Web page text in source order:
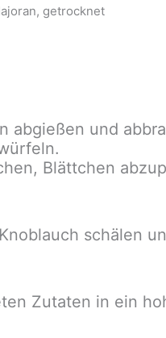
getrocknet
abgießen und
Blättchen
schälen
Zutaten in ein